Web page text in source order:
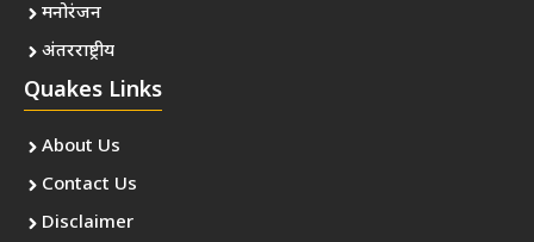
मनोरंजन
अंतरराष्ट्रीय
Quakes Links
About Us
Contact Us
Disclaimer